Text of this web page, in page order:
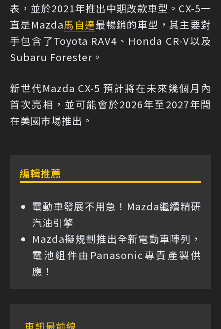
表，並於2021年推出中期改款車型。CX-5一
直是Mazda馬自達最暢銷的車型，其主要對
手包含了Toyota RAV4、Honda CR-V以及
Subaru Forester。
新世代Mazda CX-5 預計將在未來幾個月內
首次亮相，並可能會於2026年至2027年間
在美國市場推出。
編輯推薦
電動車發展不用急！Mazda繼續精研
汽油引擎
Mazda擬規劃推出全新電動車陣列，
電池組件由Panasonic專責產製供
應！